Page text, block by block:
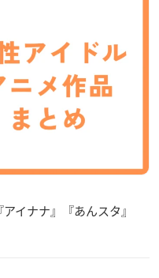
イナナ』『あんスタ』